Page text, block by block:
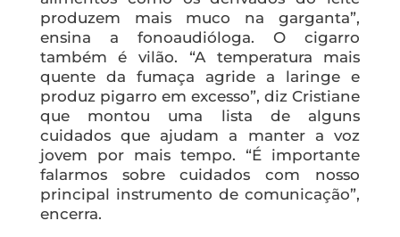
produzem mais muco na garganta”,
ensina a fonoaudióloga. O cigarro
também é vilão. “A temperatura mais
quente da fumaça agride a laringe e
produz pigarro em excesso”, diz Cristiane
que montou uma lista de alguns
cuidados que ajudam a manter a voz
jovem por mais tempo. “É importante
falarmos sobre cuidados com nosso
principal instrumento de comunicação”,
encerra.